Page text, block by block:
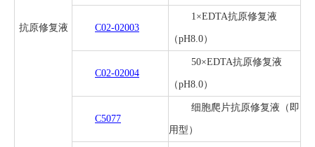
抗原修复液 C02-02003
1×EDTA抗原修复液
（pH8.0）
C02-02004
50×EDTA抗原修复液
（pH8.0）
C5077
细胞爬片抗原修复液（即
用型）